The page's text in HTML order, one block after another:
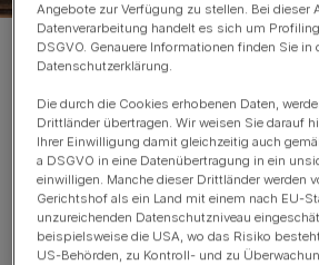
FAQ – häufige
Das Thema „Hunde am
umfangreich und kann viele
haben die häufigsten Fragen
und stehen mit nützlichen
Angebote zur Verfügung zu stellen. Bei dieser
Datenverarbeitung handelt es sich um
DSGVO. Genauere Informationen finden Sie in
Datenschutzerklärung.
Die durch die Cookies erhobenen Daten,
Drittländer übertragen. Wir weisen Sie darauf
Ihrer Einwilligung damit gleichzeitig auch
a DSGVO in eine Datenübertragung in ein
einwilligen. Manche dieser Drittländer werden
Gerichtshof als ein Land mit einem nach EU-
unzureichenden Datenschutzniveau
beispielsweise die USA, wo das Risiko
US-Behörden, zu Kontroll- und zu